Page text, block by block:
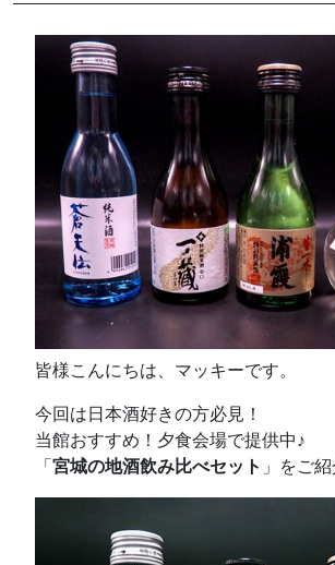
皆様こんにちは、マッキーです。
今回は日本酒好きの方必見！
当館おすすめ！夕食会場で提供中♪
「 宮城の地酒飲み比べセット 」をご